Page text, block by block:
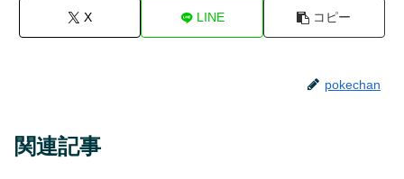
X LINE コピー
pokechan
関連記事